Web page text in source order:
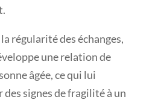
régularité des échanges,
une relation de
âgée, ce qui lui
signes de fragilité à un